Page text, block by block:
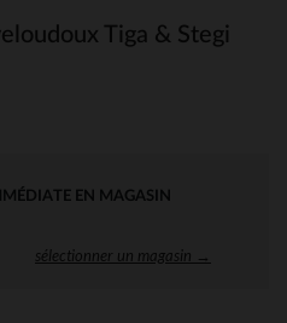
Tiga & Stegi
EN MAGASIN
sélectionner un magasin →